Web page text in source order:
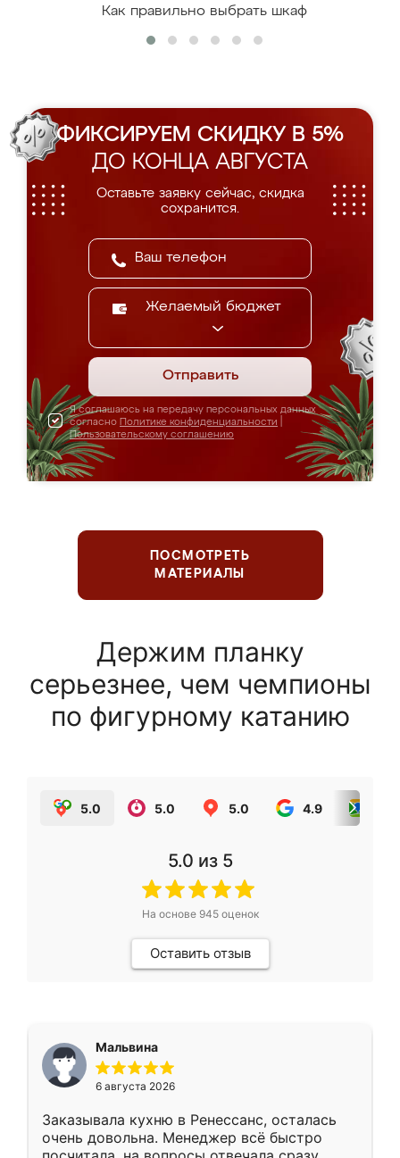
Как правильно выбрать шкаф
ФИКСИРУЕМ СКИДКУ В 5%
ДО КОНЦА АВГУСТА
Оставьте заявку сейчас, скидка
сохранится.
Желаемый бюджет
Отправить
Я соглашаюсь на передачу персональных данных
согласно Политике конфиденциальности
Пользовательскому соглашению
ПОСМОТРЕТЬ
МАТЕРИАЛЫ
Держим планку
серьезнее, чем чемпионы
по фигурному катанию
5.0 5.0 5.0 4.9
5.0 из 5
На основе 945оценок
Оставить отзыв
Мальвина
6 августа 2026
Заказывала кухню в Ренессанс, осталась
очень довольна. Менеджер всё быстро